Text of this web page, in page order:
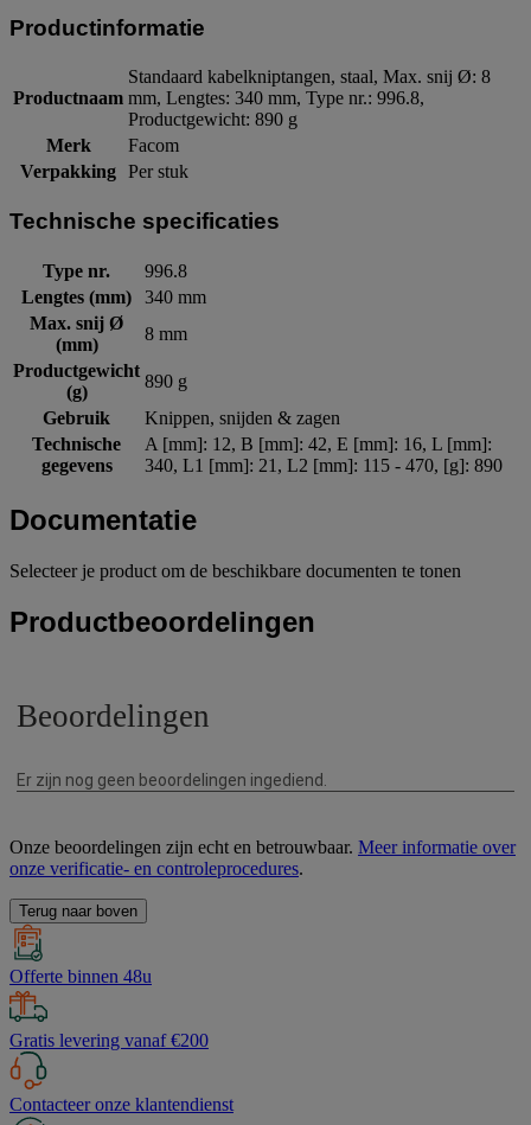
Productinformatie
Productnaam
Standaard kabelkniptangen, staal, Max. snij Ø: 8
mm, Lengtes: 340 mm, Type nr.: 996.8,
Productgewicht: 890 g
Merk
Facom
Verpakking Per stuk
Technische specificaties
Type nr.
996.8
Lengtes (mm)
340 mm
Max. snij Ø
(mm)
8 mm
Productgewicht
(g)
890 g
Gebruik
Knippen, snijden & zagen
Technische
gegevens
A [mm]: 12, B [mm]: 42, E [mm]: 16, L [mm]:
340, L1 [mm]: 21, L2 [mm]: 115 - 470, [g]: 890
Documentatie
Selecteer je product om de beschikbare documenten te tonen
Productbeoordelingen
Onze beoordelingen zijn echt en betrouwbaar. Meer informatie over
onze verificatie- en controleprocedures.
Terug naar boven
Offerte binnen 48u
Gratis levering vanaf €200
Contacteer onze klantendienst